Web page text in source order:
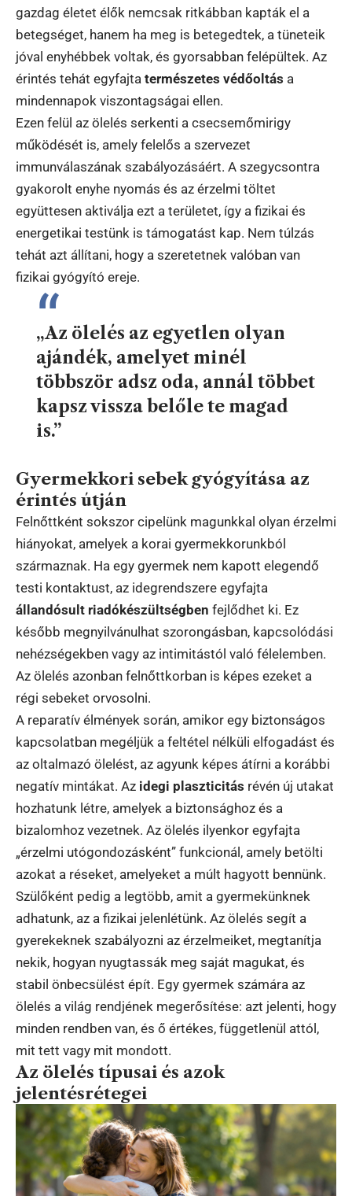
gazdag életet élők nemcsak ritkábban kapták el a
betegséget, hanem ha meg is betegedtek, a tüneteik
jóval enyhébbek voltak, és gyorsabban felépültek. Az
érintés tehát egyfajta természetes védőoltás a
mindennapok viszontagságai ellen.
Ezen felül az ölelés serkenti a csecsemőmirigy
működését is, amely felelős a szervezet
immunválaszának szabályozásáért. A szegycsontra
gyakorolt enyhe nyomás és az érzelmi töltet
együttesen aktiválja ezt a területet, így a fizikai és
energetikai testünk is támogatást kap. Nem túlzás
tehát azt állítani, hogy a szeretetnek valóban van
fizikai gyógyító ereje.
„Az ölelés az egyetlen olyan
ajándék, amelyet minél
többször adsz oda, annál többet
kapsz vissza belőle te magad
is.”
Gyermekkori sebek gyógyítása az
érintés útján
Felnőttként sokszor cipelünk magunkkal olyan érzelmi
hiányokat, amelyek a korai gyermekkorunkból
származnak. Ha egy gyermek nem kapott elegendő
testi kontaktust, az idegrendszere egyfajta
állandósult riadókészültségben fejlődhet ki. Ez
később megnyilvánulhat szorongásban, kapcsolódási
nehézségekben vagy az intimitástól való félelemben.
Az ölelés azonban felnőttkorban is képes ezeket a
régi sebeket orvosolni.
A reparatív élmények során, amikor egy biztonságos
kapcsolatban megéljük a feltétel nélküli elfogadást és
az oltalmazó ölelést, az agyunk képes átírni a korábbi
negatív mintákat. Az idegi plaszticitás révén új utakat
hozhatunk létre, amelyek a biztonsághoz és a
bizalomhoz vezetnek. Az ölelés ilyenkor egyfajta
„érzelmi utógondozásként” funkcionál, amely betölti
azokat a réseket, amelyeket a múlt hagyott bennünk.
Szülőként pedig a legtöbb, amit a gyermekünknek
adhatunk, az a fizikai jelenlétünk. Az ölelés segít a
gyerekeknek szabályozni az érzelmeiket, megtanítja
nekik, hogyan nyugtassák meg saját magukat, és
stabil önbecsülést épít. Egy gyermek számára az
ölelés a világ rendjének megerősítése: azt jelenti, hogy
minden rendben van, és ő értékes, függetlenül attól,
mit tett vagy mit mondott.
Az ölelés típusai és azok
jelentésrétegei